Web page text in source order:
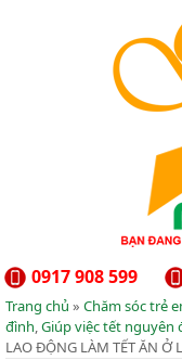
0917 908 599
Trang chủ » Chăm sóc trẻ
đình,Giúp việc tết nguyên
LAO ĐỘNG LÀM TẾT ĂN Ở